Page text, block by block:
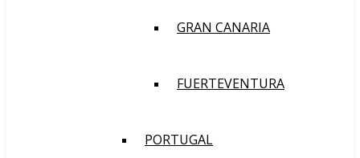
GRAN CANARIA
FUERTEVENTURA
PORTUGAL